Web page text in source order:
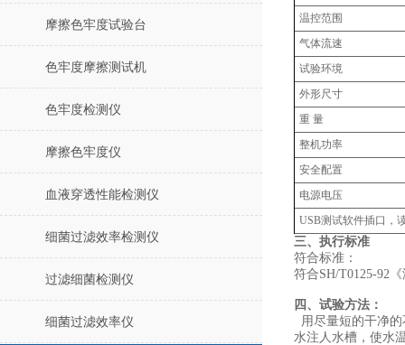
摩擦色牢度试验台
色牢度摩擦测试机
色牢度检测仪
摩擦色牢度仪
血液穿透性能检测仪
细菌过滤效率检测仪
过滤细菌检测仪
细菌过滤效率仪
温控范围
气体流速
试验环境
外形尺寸
重 量
整机功率
安全配置
电源电压
USB测试软件插口，
三、执行标准‌
符合标准：
符合SH/T0125-92
四、试验方法：
用尽量短的干净
水注人水槽，使水